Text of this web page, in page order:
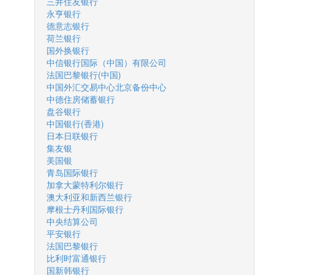
永亨银行
德意志银行
荷兰银行
国外换银行
中信银行国际（中国）有限公司
法国巴黎银行(中国)
中国外汇交易中心北京备份中心
中德住房储蓄银行
盘谷银行
中国银行(香港)
日本日联银行
集友银
美国银
青岛国际银行
加拿大蒙特利尔银行
澳大利亚和新西兰银行
摩根士丹利国际银行
中央结算公司
平安银行
法国巴黎银行
比利时富通银行
国新韩银行